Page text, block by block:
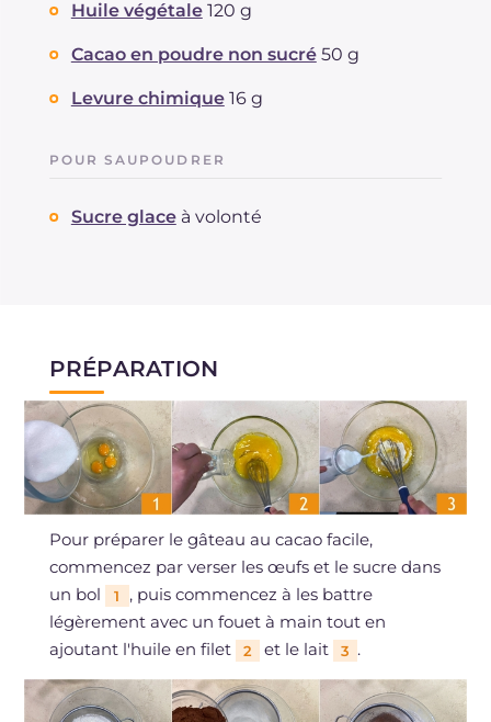
Huile végétale 120 g
Cacao en poudre non sucré 50 g
Levure chimique 16 g
POUR SAUPOUDRER
Sucre glace à volonté
PRÉPARATION
Pour préparer le gâteau au cacao facile,
commencez par verser les œufs et le sucre dans
un bol
1
, puis commencez à les battre
légèrement avec un fouet à main tout en
ajoutant l'huile en filet
2 et le lait 3 .